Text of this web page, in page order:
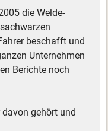
die Welde-
beschafft und
Unternehmen
Berichte noch
gehört und